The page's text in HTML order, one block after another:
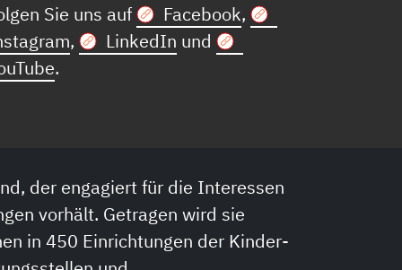
Sie uns auf
Facebook,
, LinkedIn und
.
der engagiert für die Interessen
vorhält. Getragen wird sie
in 450 Einrichtungen der Kinder-